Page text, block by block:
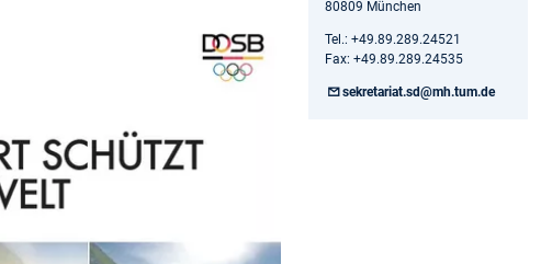
80809 München
Tel.: +49.89.289.24521
Fax: +49.89.289.24535
sekretariat.sd@mh.tum.de